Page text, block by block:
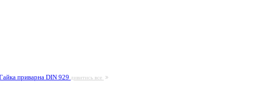
приварна DIN 929 дивитись все